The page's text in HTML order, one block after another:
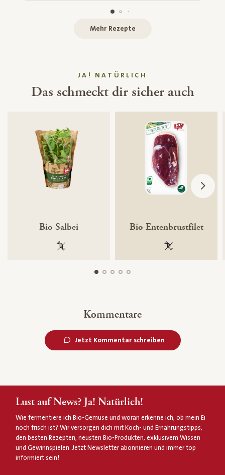
Mehr Rezepte
JA! NATÜRLICH
Das schmeckt dir sicher auch
Bio-Salbei
100 % gentechnikfrei
Bio-Entenbrustfilet
100 %
Kommentare
Jetzt Kommentar schreiben
Lust auf News? Ja! Natürlich!
Wie fermentiere ich Bio-Gemüse und woran erkenne ich, ob mein Ei
noch frisch ist? Wir versorgen dich mit Koch- und Ernährungstipps,
den besten Rezepten, neusten Bio-Produkten, exklusivem Wissen
und Gewinnspielen. Jetzt Newsletter abonnieren und immer top
informiert sein!